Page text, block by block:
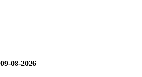
09-08-2026